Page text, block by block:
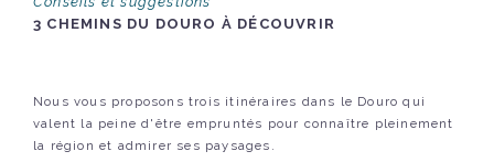
3 CHEMINS DU DOURO À DÉCOUVRIR
Nous vous proposons trois itinéraires dans le Douro qui
valent la peine d'être empruntés pour connaître pleinement
la région et admirer ses paysages.